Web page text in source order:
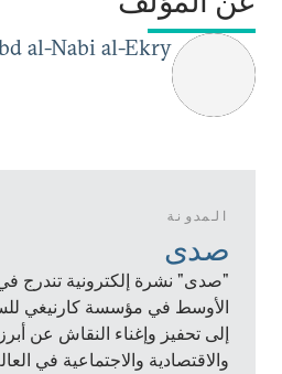
المدونة
صدى
"صدى" نشرة إلكترونية تندرج
الأوسط في مؤسسة كارنيغي
إلى تحفيز وإغناء النقاش عن
والاقتصادية والاجتماعية في
al-Nabi al-Ekry